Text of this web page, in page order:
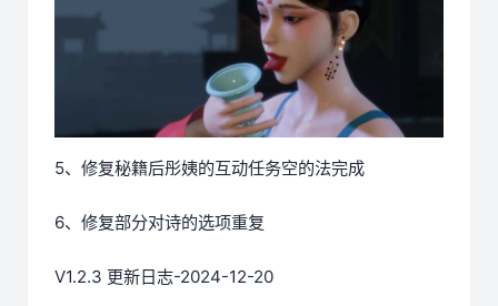
5、修复秘籍后彤姨的互动任务空的法完成
6、修复部分对诗的选项重复
V1.2.3 更新日志-2024-12-20